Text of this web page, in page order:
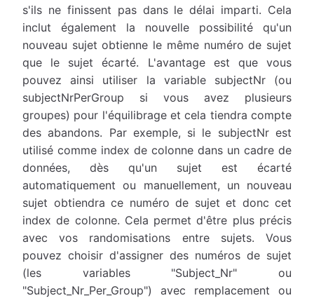
s'ils ne finissent pas dans le délai imparti. Cela
inclut également la nouvelle possibilité qu'un
nouveau sujet obtienne le même numéro de sujet
que le sujet écarté. L'avantage est que vous
pouvez ainsi utiliser la variable subjectNr (ou
subjectNrPerGroup si vous avez plusieurs
groupes) pour l'équilibrage et cela tiendra compte
des abandons. Par exemple, si le subjectNr est
utilisé comme index de colonne dans un cadre de
données, dès qu'un sujet est écarté
automatiquement ou manuellement, un nouveau
sujet obtiendra ce numéro de sujet et donc cet
index de colonne. Cela permet d'être plus précis
avec vos randomisations entre sujets. Vous
pouvez choisir d'assigner des numéros de sujet
(les variables "Subject_Nr" ou
"Subject_Nr_Per_Group") avec remplacement ou